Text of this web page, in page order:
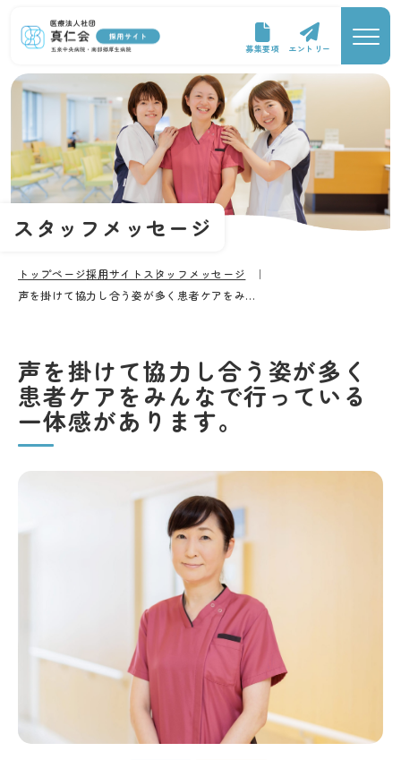
募集要項 エントリー
スタッフメッセージ
トップページ採用サイト スタッフメッセージ
声を掛けて協力し合う姿が多く患者ケアをみ...
声を掛けて協力し合う姿が多く
患者ケアをみんなで行っている
一体感があります。